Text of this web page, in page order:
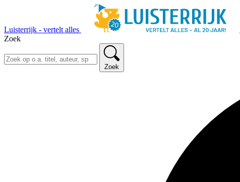
Luisterrijk - vertelt alles
Zoek
Zoek